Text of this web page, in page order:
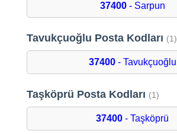
37400- Sarpun
Tavukçuoğlu Posta Kodları (1)
37400- Tavukçuoğlu
Taşköprü Posta Kodları (1)
37400 - Taşköprü